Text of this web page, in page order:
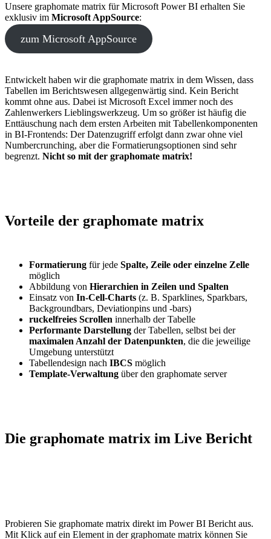
Unsere graphomate matrix für Microsoft Power BI erhalten Sie
exklusiv im Microsoft AppSource:
zum Microsoft AppSource
Entwickelt haben wir die graphomate matrix in dem Wissen, dass
Tabellen im Berichtswesen allgegenwärtig sind. Kein Bericht
kommt ohne aus. Dabei ist Microsoft Excel immer noch des
Zahlenwerkers Lieblingswerkzeug. Um so größer ist häufig die
Enttäuschung nach dem ersten Arbeiten mit Tabellenkomponenten
in BI-Frontends: Der Datenzugriff erfolgt dann zwar ohne viel
Numbercrunching, aber die Formatierungsoptionen sind sehr
begrenzt. Nicht so mit der graphomate matrix!
Vorteile der graphomate matrix
Formatierung für jede Spalte, Zeile oder einzelne Zelle
möglich
Abbildung von Hierarchien in Zeilen und Spalten
Einsatz von In-Cell-Charts (z. B. Sparklines, Sparkbars,
Backgroundbars, Deviationpins und -bars)
ruckelfreies Scrollen innerhalb der Tabelle
Performante Darstellung der Tabellen, selbst bei der
maximalen Anzahl der Datenpunkten, die die jeweilige
Umgebung unterstützt
Tabellendesign nach IBCS möglich
Template-Verwaltung über den graphomate server
Die graphomate matrix im Live Bericht
Probieren Sie graphomate matrix direkt im Power BI Bericht aus.
Mit Klick auf ein Element in der graphomate matrix können Sie